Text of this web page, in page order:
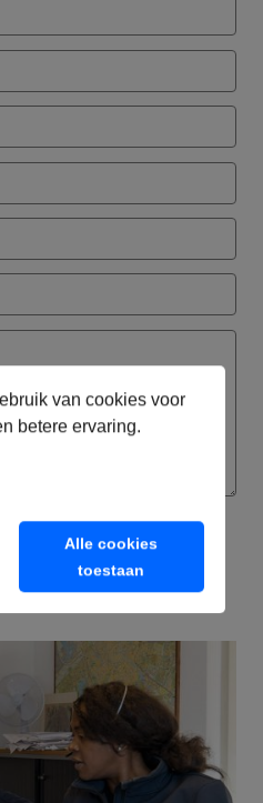
van cookies voor
betere ervaring.
Alle cookies
toestaan